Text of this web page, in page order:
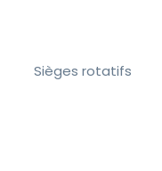
Sièges rotatifs